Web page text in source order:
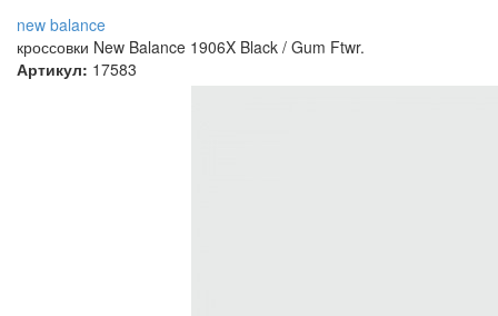
new balance
кроссовки New Balance 1906X Black / Gum Ftwr.
Артикул: 17583